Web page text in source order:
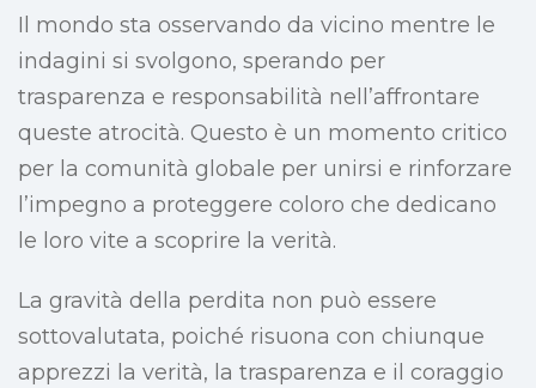
Il mondo sta osservando da vicino mentre le
indagini si svolgono, sperando per
trasparenza e responsabilità nell’affrontare
queste atrocità. Questo è un momento critico
per la comunità globale per unirsi e rinforzare
l’impegno a proteggere coloro che dedicano
le loro vite a scoprire la verità.
La gravità della perdita non può essere
sottovalutata, poiché risuona con chiunque
apprezzi la verità, la trasparenza e il coraggio